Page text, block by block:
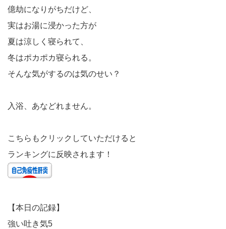
億劫になりがちだけど、
実はお湯に浸かった方が
夏は涼しく寝られて、
冬はポカポカ寝られる。
そんな気がするのは気のせい？
入浴、あなどれません。
こちらもクリックしていただけると
ランキングに反映されます！
【本日の記録】
強い吐き気5